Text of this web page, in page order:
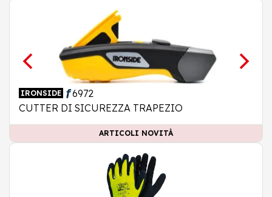
IRONSIDE
6972
CUTTER DI SICUREZZA TRAPEZIO
ARTICOLI NOVITÀ